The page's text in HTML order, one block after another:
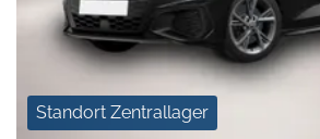
Standort Zentrallager